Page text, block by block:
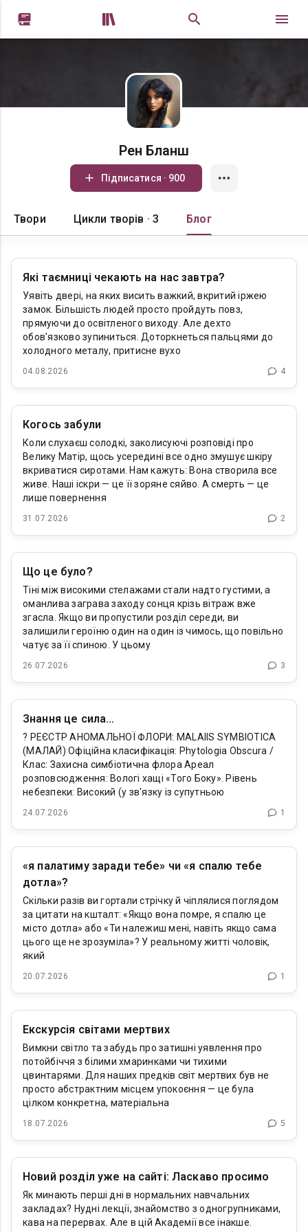
 
Рен Бланш
Підписатися · 900
Твори Цикли творів · 3 Блог
Які таємниці чекають на нас завтра?
Уявіть двері, на яких висить важкий, вкритий іржею
замок. Більшість людей просто пройдуть повз,
прямуючи до освітленого виходу. Але дехто
обов'язково зупиниться. Доторкнеться пальцями до
холодного металу, притисне вухо
04.08.2026 4
Когось забули
Коли слухаєш солодкі, заколисуючі розповіді про
Велику Матір, щось усередині все одно змушує шкіру
вкриватися сиротами. Нам кажуть: Вона створила все
живе. Наші іскри — це її зоряне сяйво. А смерть — це
лише повернення
31.07.2026 2
Що це було?
Тіні між високими стелажами стали надто густими, а
оманлива заграва заходу сонця крізь вітраж вже
згасла. Якщо ви пропустили розділ середи, ви
залишили героїню один на один із чимось, що повільно
чатує за її спиною. У цьому
26.07.2026 3
Знання це сила...
? РЕЄСТР АНОМАЛЬНОЇ ФЛОРИ: MALAIIS SYMBIOTICA
(МАЛАЙ) Офіційна класифікація: Phytologia Obscura /
Клас: Захисна симбіотична флора Ареал
розповсюдження: Вологі хащі «Того Боку». Рівень
небезпеки: Високий (у зв'язку із супутньою
24.07.2026 1
«я палатиму заради тебе» чи «я спалю тебе
дотла»?
Скільки разів ви гортали стрічку й чіплялися поглядом
за цитати на кшталт: «Якщо вона помре, я спалю це
місто дотла» або «Ти належиш мені, навіть якщо сама
цього ще не зрозуміла»? У реальному житті чоловік,
який
20.07.2026 1
Екскурсія світами мертвих
Вимкни світло та забудь про затишні уявлення про
потойбіччя з білими хмаринками чи тихими
цвинтарями. Для наших предків світ мертвих був не
просто абстрактним місцем упокоєння — це була
цілком конкретна, матеріальна
18.07.2026 5
Новий розділ уже на сайті: Ласкаво просимо
Як минають перші дні в нормальних навчальних
закладах? Нудні лекції, знайомство з одногрупниками,
кава на перервах. Але в цій Академії все інакше.